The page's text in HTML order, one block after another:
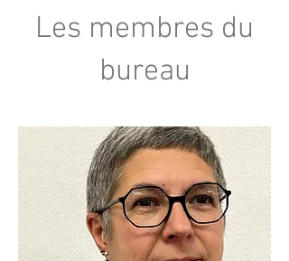
Les membres du
bureau